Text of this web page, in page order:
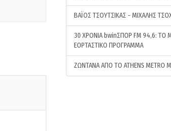
ΒΑΪΟΣ ΤΣΟΥΤΣΙΚΑΣ - ΜΙΧΑΛΗΣ
30 ΧΡΟΝΙΑ bwinΣΠΟΡ FM 94,6: ΤΟ
ΕΟΡΤΑΣΤΙΚΟ ΠΡΟΓΡΑΜΜΑ
ΖΩΝΤΑΝΑ ΑΠΟ ΤΟ ATHENS METRO